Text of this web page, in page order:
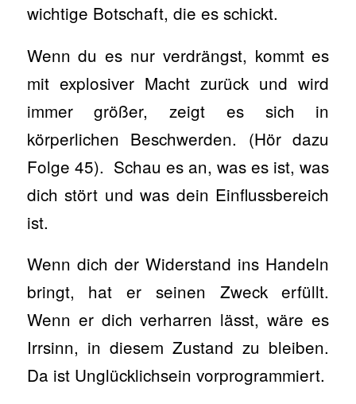
wichtige Botschaft, die es schickt.
Wenn du es nur verdrängst, kommt es
mit explosiver Macht zurück und wird
immer größer, zeigt es sich in
körperlichen Beschwerden. (Hör dazu
Folge 45). Schau es an, was es ist, was
dich stört und was dein Einflussbereich
ist.
Wenn dich der Widerstand ins Handeln
bringt, hat er seinen Zweck erfüllt.
Wenn er dich verharren lässt, wäre es
Irrsinn, in diesem Zustand zu bleiben.
Da ist Unglücklichsein vorprogrammiert.